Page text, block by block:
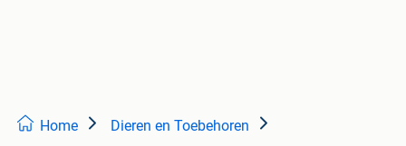
Home Dieren en Toebehoren